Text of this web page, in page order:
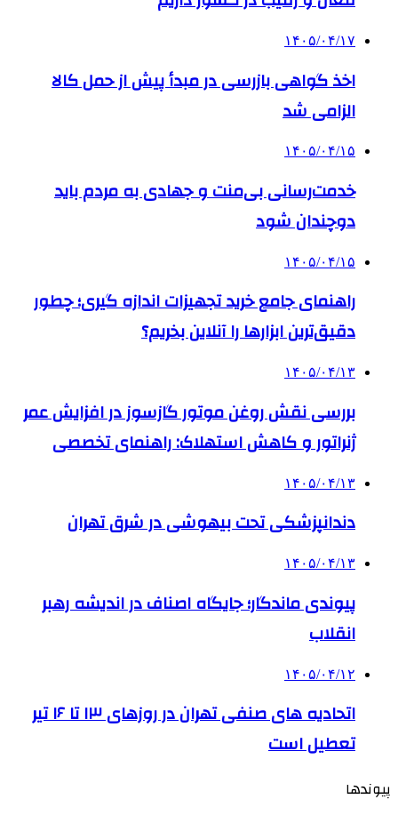
۱۴۰۵/۰۴/۱۷
اخذ گواهی بازرسی در مبدأ پیش از حمل کالا
الزامی شد
۱۴۰۵/۰۴/۱۵
خدمت‌رسانی بی‌منت و جهادی به مردم باید
دوچندان شود
۱۴۰۵/۰۴/۱۵
راهنمای جامع خرید تجهیزات اندازه گیری؛ چطور
دقیق‌ترین ابزارها را آنلاین بخریم؟
۱۴۰۵/۰۴/۱۳
بررسی نقش روغن موتور گازسوز در افزایش عمر
ژنراتور و کاهش استهلاک: راهنمای تخصصی
۱۴۰۵/۰۴/۱۳
دندانپزشکی تحت بیهوشی در شرق تهران
۱۴۰۵/۰۴/۱۳
پیوندی ماندگار؛ جایگاه اصناف در اندیشه رهبر
انقلاب
۱۴۰۵/۰۴/۱۲
اتحادیه های صنفی تهران در روزهای ۱۳ تا ۱۶ تیر
تعطیل است
پیوندها